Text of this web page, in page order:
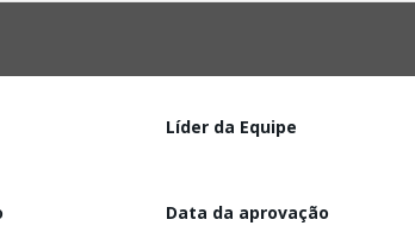
Líder da Equipe
Data da aprovação